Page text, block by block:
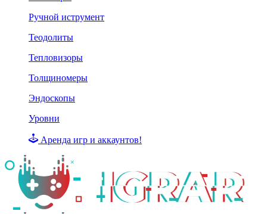
Ручной иструмент
Теодолиты
Тепловизоры
Толщиномеры
Эндоскопы
Уровни
Аренда игр и аккаунтов!